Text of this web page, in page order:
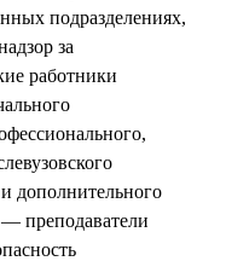
подразделениях,
за
работники
дополнительного
— преподаватели